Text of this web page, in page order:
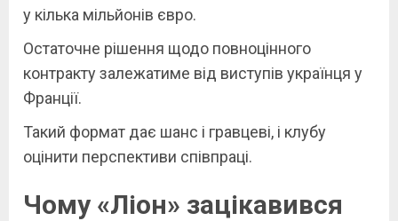
у кілька мільйонів євро.
Остаточне рішення щодо повноцінного
контракту залежатиме від виступів українця у
Франції.
Такий формат дає шанс і гравцеві, і клубу
оцінити перспективи співпраці.
Чому «Ліон» зацікавився